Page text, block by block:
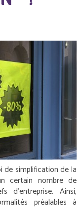
de simplification de la
certain nombre de
d’entreprise. Ainsi,
préalables à